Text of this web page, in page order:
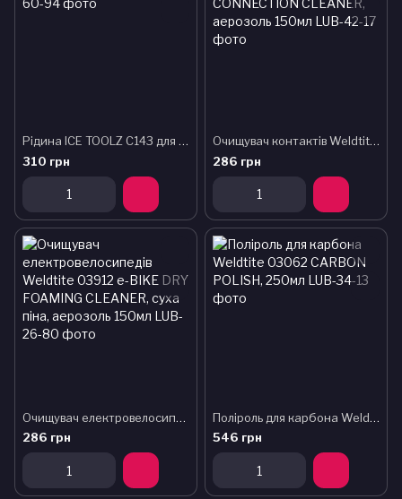
Рідина ICE TOOLZ C143 для металообробки
310 грн
Очищувач контактів Weldtite 03910 e-BIKE CONNECTION CLEANER, аерозоль 150мл
286 грн
Очищувач електровелосипедів Weldtite 03912 e-BIKE DRY FOAMING CLEANER, суха піна, аерозоль 150мл
286 грн
Поліроль для карбона Weldtite 03062 CARBON POLISH, 250мл
546 грн